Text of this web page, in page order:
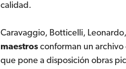
calidad.
Caravaggio, Botticelli,
maestrosconforman un archivo
que pone a disposición obras